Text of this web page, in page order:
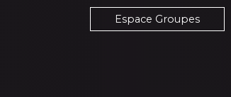
Espace Groupes